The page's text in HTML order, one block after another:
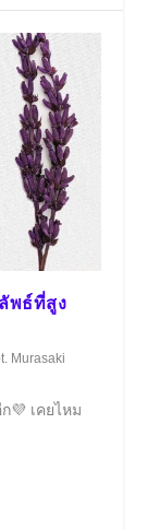
พธ์ที่สูง
Murasaki
💜 เคยไหม